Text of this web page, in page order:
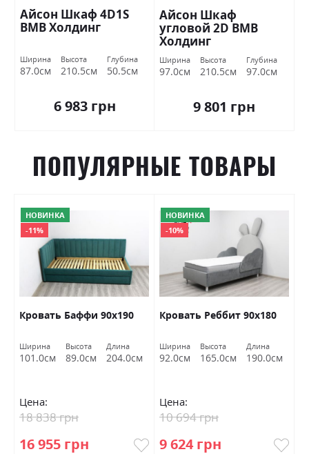
Айсон Шкаф 4D1S
ВМВ Холдинг
Ширина
87.0см
Высота
210.5см
Глубина
50.5см
6 983 грн
Айсон Шкаф
угловой 2D ВМВ
Холдинг
Ширина
97.0см
Высота
210.5см
Глубина
97.0см
9 801 грн
ПОПУЛЯРНЫЕ ТОВАРЫ
НОВИНКА
-11%
Кровать Баффи 90х190
Ширина
101.0см
Высота
89.0см
Длина
204.0см
Цена:
16 955 грн
18 838 грн
НОВИНКА
-10%
Кровать Реббит 90х180
Ширина
92.0см
Высота
165.0см
Длина
190.0см
Цена:
9 624 грн
10 694 грн